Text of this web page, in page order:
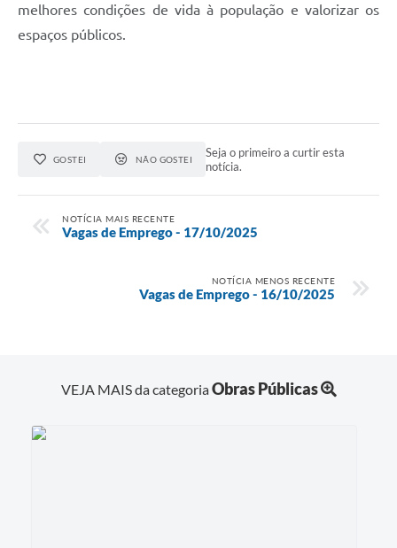
melhores condições de vida à população e valorizar os
espaços públicos.
GOSTEI NÃO GOSTEI
Seja o primeiro a curtir esta
notícia.
NOTÍCIA MAIS RECENTE
Vagas de Emprego - 17/10/2025
NOTÍCIA MENOS RECENTE
Vagas de Emprego - 16/10/2025
VEJA MAIS da categoriaObras Públicas